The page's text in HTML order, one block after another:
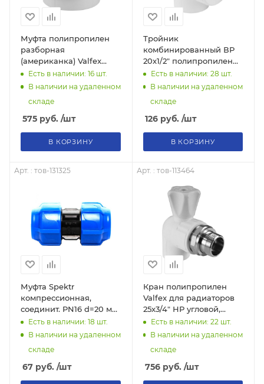
Муфта полипропилен
разборная
(американка) Valfex
25х3/4" НР, тов-110411
Есть в наличии: 16 шт.
В наличии на удаленном
складе
575 руб. /шт
В КОРЗИНУ
Тройник
комбинированный ВР
20х1/2" полипропилен
(внутренняя резьба),
тов-110427
Есть в наличии: 28 шт.
В наличии на удаленном
складе
126руб. /шт
В КОРЗИНУ
Арт. : тов-131325
Муфта Spektr
компрессионная,
соединит. PN16 d=20 мм,
тов-131325
Есть в наличии: 18 шт.
В наличии на удаленном
складе
67 руб. /шт
Арт. : тов-113464
Кран полипропилен
Valfex для радиаторов
25х3/4" НР угловой,
тов-113464
Есть в наличии: 22 шт.
В наличии на удаленном
складе
756руб. /шт